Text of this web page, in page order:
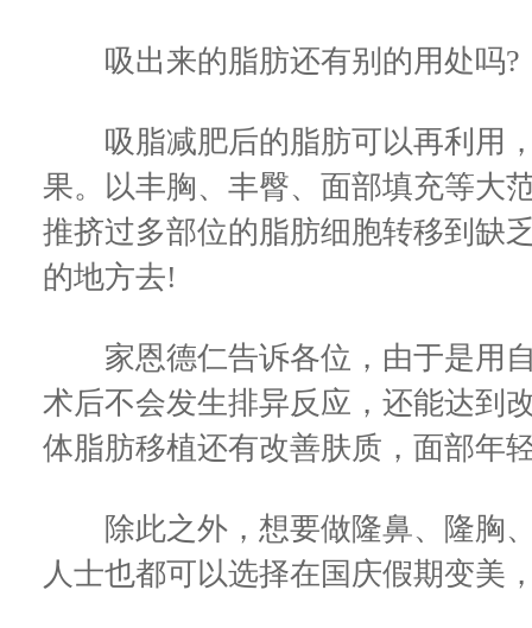
吸出来的脂肪还有别的用处吗?
吸脂减肥后的脂肪可以再利用，
果。以丰胸、丰臀、面部填充等大
推挤过多部位的脂肪细胞转移到缺
的地方去!
家恩德仁告诉各位，由于是用自
术后不会发生排异反应，还能达到
体脂肪移植还有改善肤质，面部年
除此之外，想要做隆鼻、隆胸、
人士也都可以选择在国庆假期变美